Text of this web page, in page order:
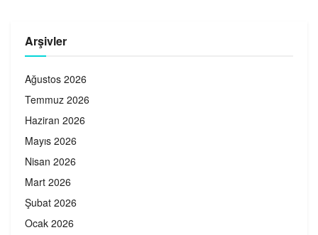
Arşivler
Ağustos 2026
Temmuz 2026
Haziran 2026
Mayıs 2026
Nisan 2026
Mart 2026
Şubat 2026
Ocak 2026